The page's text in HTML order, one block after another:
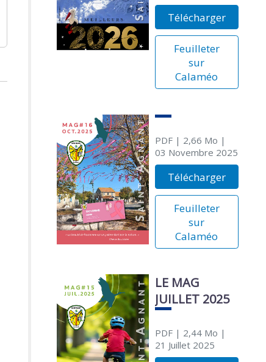
Télécharger
Feuilleter
sur
Calaméo
PDF| 2,66 Mo |
03 Novembre 2025
Télécharger
Feuilleter
sur
Calaméo
LE MAG
JUILLET 2025
PDF| 2,44 Mo |
21 Juillet 2025